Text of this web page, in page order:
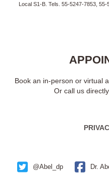
Local S1-B. Tels. 55-5247-7853,
Book an in-person or virtual
Or call us
@Abel_dp Dr.